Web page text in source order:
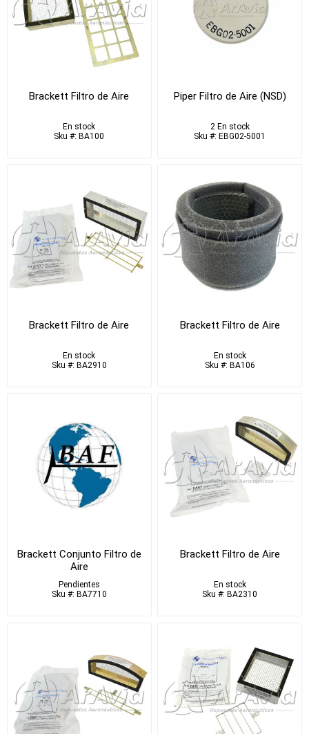
Brackett Filtro de Aire
En stock
Sku #: BA100
Piper Filtro de Aire (NSD)
2 En stock
Sku #: EBG02-5001
Brackett Filtro de Aire
En stock
Sku #: BA2910
Brackett Filtro de Aire
En stock
Sku #: BA106
Brackett Conjunto Filtro de
Aire
Pendientes
Sku #: BA7710
Brackett Filtro de Aire
En stock
Sku #: BA2310